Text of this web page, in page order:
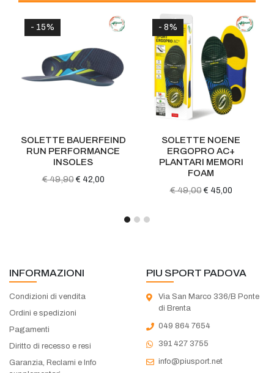
- 15%
SOLETTE BAUERFEIND
RUN PERFORMANCE
INSOLES
€ 49,90 € 42,00
- 8%
SOLETTE NOENE
ERGOPRO AC+
PLANTARI MEMORI
FOAM
€ 49,00 € 45,00
INFORMAZIONI
Condizioni di vendita
Ordini e spedizioni
Pagamenti
Diritto di recesso e resi
Garanzia, Reclami e Info
PIU SPORT PADOVA
Via San Marco 336/B Ponte
di Brenta
049 864 7654
391 427 3755
info@piusport.net